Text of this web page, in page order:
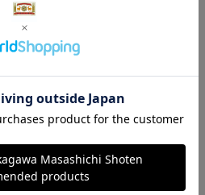
Sサイズ
カートに入れる